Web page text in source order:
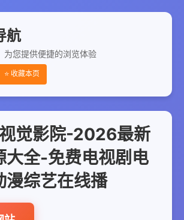
航
为您提供便捷的浏览体验
⭐ 收藏本页
觉影院-2026最新
大全-免费电视剧电
漫综艺在线播